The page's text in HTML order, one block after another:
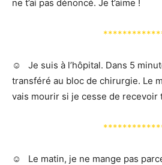
ne t’ai pas dénoncé. Je t’aime !
☺️ Je suis à l’hôpital. Dans 5
transféré au bloc de chirurgie. Le
vais mourir si je cesse de recevoir
☺️ Le matin, je ne mange pas